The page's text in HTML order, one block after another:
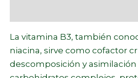
La vitamina B3, también
niacina, sirve como cofactor
descomposición y asimilación